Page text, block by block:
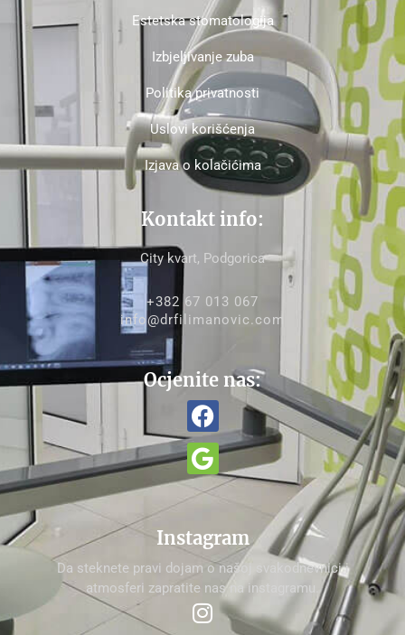
Estetska stomatologija
Izbjeljivanje zuba
Politika privatnosti
Uslovi korišćenja
Izjava o kolačićima
Kontakt info:
City kvart, Podgorica
+382 67 013 067
info@drfilimanovic.com
Ocjenite nas:
Instagram
Da steknete pravi dojam o našoj svakodnevnici i
atmosferi zapratite nas na instagramu.